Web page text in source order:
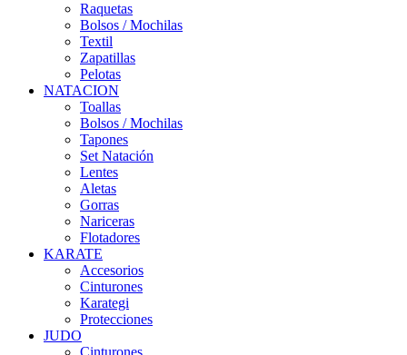
Raquetas
Bolsos / Mochilas
Textil
Zapatillas
Pelotas
NATACION
Toallas
Bolsos / Mochilas
Tapones
Set Natación
Lentes
Aletas
Gorras
Nariceras
Flotadores
KARATE
Accesorios
Cinturones
Karategi
Protecciones
JUDO